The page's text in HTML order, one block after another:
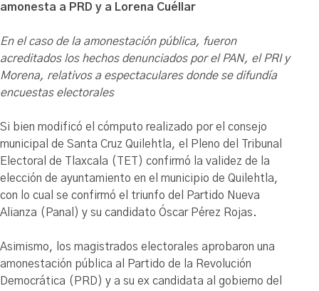
amonesta a PRD y a Lorena Cuéllar
En el caso de la amonestación pública, fueron
acreditados los hechos denunciados por el PAN, el PRI y
Morena, relativos a espectaculares donde se difundía
encuestas electorales
Si bien modificó el cómputo realizado por el consejo
municipal de Santa Cruz Quilehtla, el Pleno del Tribunal
Electoral de Tlaxcala (TET) confirmó la validez de la
elección de ayuntamiento en el municipio de Quilehtla,
con lo cual se confirmó el triunfo del Partido Nueva
Alianza (Panal) y su candidato Óscar Pérez Rojas.
Asimismo, los magistrados electorales aprobaron una
amonestación pública al Partido de la Revolución
Democrática (PRD) y a su ex candidata al gobierno del